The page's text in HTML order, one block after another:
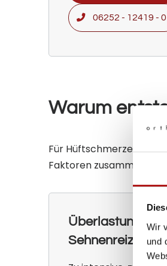
Wir
und
06252 - 12419 - 0
Warum
Für Hüftschmerzen
Faktoren zusammen.
Überlastung:
Sehnenreizung